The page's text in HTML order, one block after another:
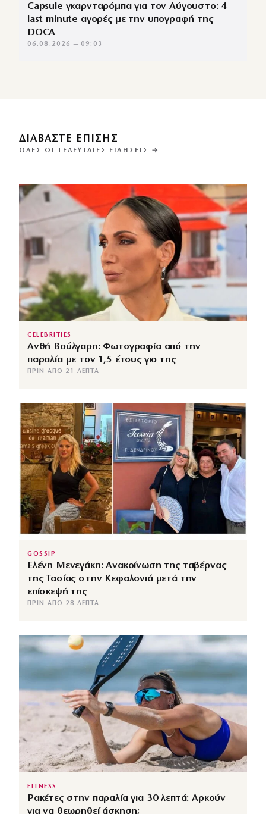
Capsule γκαρνταρόμπα για τον Αύγουστο: 4
last minute αγορές με την υπογραφή της
DOCA
06.08.2026 — 09:03
ΔΙΑΒΑΣΤΕ ΕΠΙΣΗΣ
ΌΛΕΣ ΟΙ ΤΕΛΕΥΤΑΊΕΣ ΕΙΔΉΣΕΙΣ →
CELEBRITIES
Ανθή Βούλγαρη: Φωτογραφία από την
παραλία με τον 1,5 έτους γιο της
ΠΡΙΝ ΑΠΌ 21 ΛΕΠΤΆ
GOSSIP
Ελένη Μενεγάκη: Ανακοίνωση της ταβέρνας
της Τασίας στην Κεφαλονιά μετά την
επίσκεψή της
ΠΡΙΝ ΑΠΌ 28 ΛΕΠΤΆ
FITNESS
Ρακέτες στην παραλία για 30 λεπτά: Αρκούν
για να θεωρηθεί άσκηση;